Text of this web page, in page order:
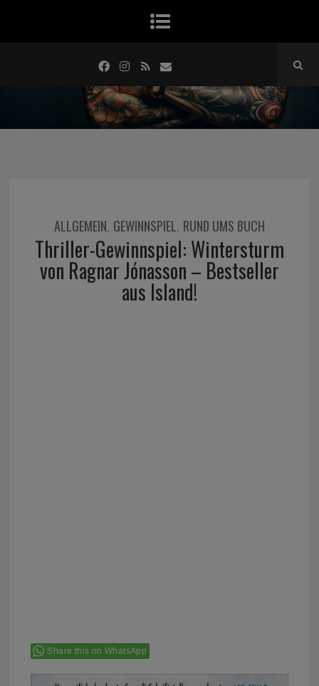
ALLGEMEIN, GEWINNSPIEL, RUND UMS BUCH
Thriller-Gewinnspiel: Wintersturm
von Ragnar Jónasson – Bestseller
aus Island!
Share this on WhatsApp